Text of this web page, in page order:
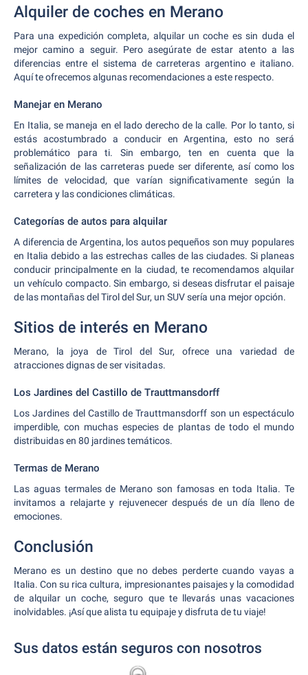
Alquiler de coches en Merano
Para una expedición completa, alquilar un coche es sin duda el
mejor camino a seguir. Pero asegúrate de estar atento a las
diferencias entre el sistema de carreteras argentino e italiano.
Aquí te ofrecemos algunas recomendaciones a este respecto.
Manejar en Merano
En Italia, se maneja en el lado derecho de la calle. Por lo tanto, si
estás acostumbrado a conducir en Argentina, esto no será
problemático para ti. Sin embargo, ten en cuenta que la
señalización de las carreteras puede ser diferente, así como los
límites de velocidad, que varían significativamente según la
carretera y las condiciones climáticas.
Categorías de autos para alquilar
A diferencia de Argentina, los autos pequeños son muy populares
en Italia debido a las estrechas calles de las ciudades. Si planeas
conducir principalmente en la ciudad, te recomendamos alquilar
un vehículo compacto. Sin embargo, si deseas disfrutar el paisaje
de las montañas del Tirol del Sur, un SUV sería una mejor opción.
Sitios de interés en Merano
Merano, la joya de Tirol del Sur, ofrece una variedad de
atracciones dignas de ser visitadas.
Los Jardines del Castillo de Trauttmansdorff
Los Jardines del Castillo de Trauttmansdorff son un espectáculo
imperdible, con muchas especies de plantas de todo el mundo
distribuidas en 80 jardines temáticos.
Termas de Merano
Las aguas termales de Merano son famosas en toda Italia. Te
invitamos a relajarte y rejuvenecer después de un día lleno de
emociones.
Conclusión
Merano es un destino que no debes perderte cuando vayas a
Italia. Con su rica cultura, impresionantes paisajes y la comodidad
de alquilar un coche, seguro que te llevarás unas vacaciones
inolvidables. ¡Así que alista tu equipaje y disfruta de tu viaje!
Sus datos están seguros con nosotros